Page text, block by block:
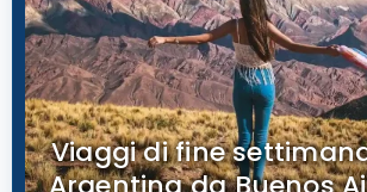
Viaggi di fine